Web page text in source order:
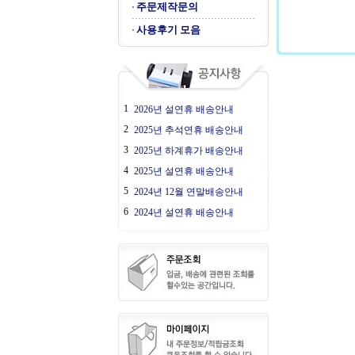
주문제작문의
사용후기 모음
1 2026년 설연휴 배송안내
2 2025년 추석연휴 배송안내
3 2025년 하계휴가 배송안내
4 2025년 설연휴 배송안내
5 2024년 12월 연말배송안내
6 2024년 설연휴 배송안내